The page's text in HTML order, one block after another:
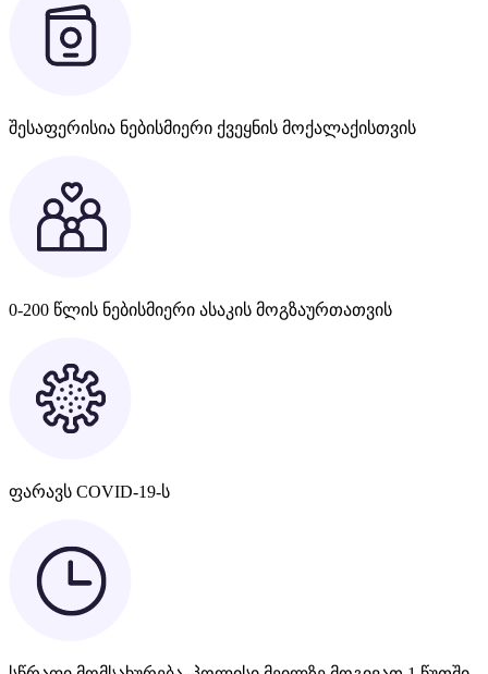
შესაფერისია ნებისმიერი ქვეყნის მოქალაქისთვის
0-200 წლის ნებისმიერი ასაკის მოგზაურთათვის
ფარავს COVID-19-ს